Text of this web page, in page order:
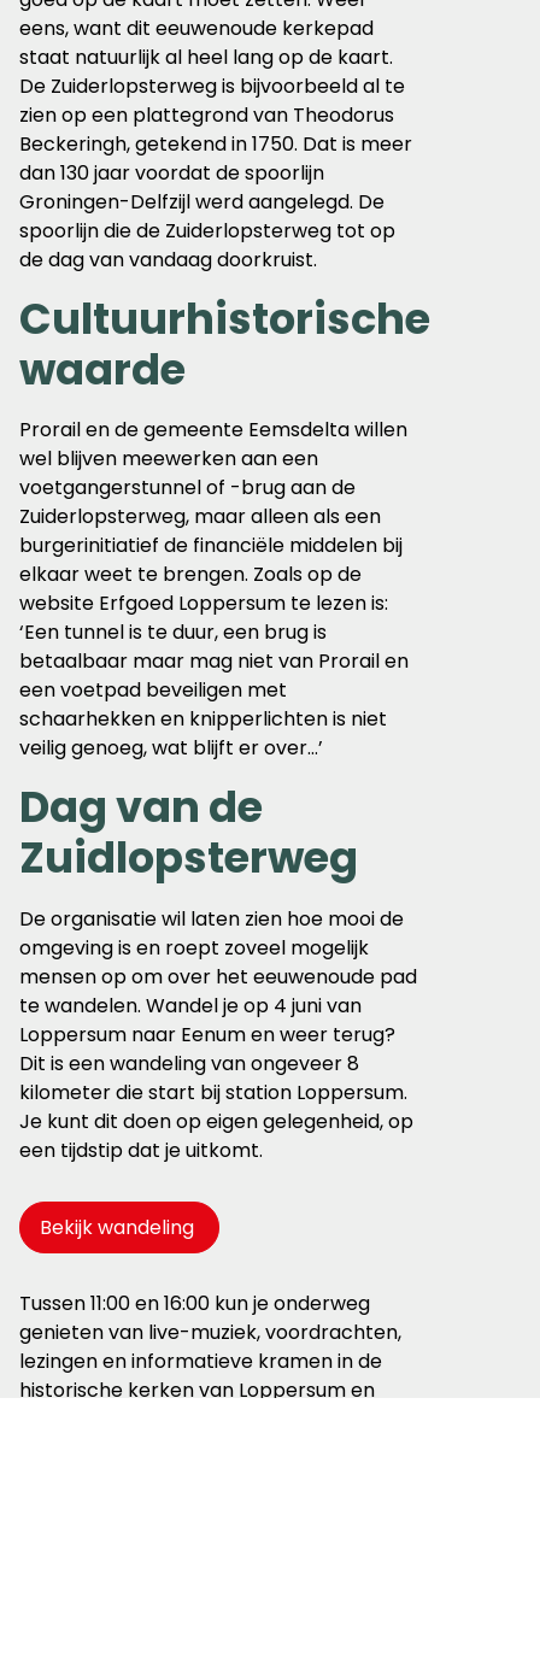
eens, want dit eeuwenoude kerkepad
staat natuurlijk al heel lang op de kaart.
De Zuiderlopsterweg is bijvoorbeeld al te
zien op een plattegrond van Theodorus
Beckeringh, getekend in 1750. Dat is meer
dan 130 jaar voordat de spoorlijn
Groningen-Delfzijl werd aangelegd. De
spoorlijn die de Zuiderlopsterweg tot op
de dag van vandaag doorkruist.
Cultuurhistorische
waarde
Prorail en de gemeente Eemsdelta willen
wel blijven meewerken aan een
voetgangerstunnel of -brug aan de
Zuiderlopsterweg, maar alleen als een
burgerinitiatief de financiële middelen bij
elkaar weet te brengen. Zoals op de
website Erfgoed Loppersum te lezen is:
‘Een tunnel is te duur, een brug is
betaalbaar maar mag niet van Prorail en
een voetpad beveiligen met
schaarhekken en knipperlichten is niet
veilig genoeg, wat blijft er over…’
Dag van de
Zuidlopsterweg
De organisatie wil laten zien hoe mooi de
omgeving is en roept zoveel mogelijk
mensen op om over het eeuwenoude pad
te wandelen. Wandel je op 4 juni van
Loppersum naar Eenum en weer terug?
Dit is een wandeling van ongeveer 8
kilometer die start bij station Loppersum.
Je kunt dit doen op eigen gelegenheid, op
een tijdstip dat je uitkomt.
Bekijk wandeling
Tussen 11:00 en 16:00 kun je onderweg
genieten van live-muziek, voordrachten,
lezingen en informatieve kramen in de
historische kerken van Loppersum en